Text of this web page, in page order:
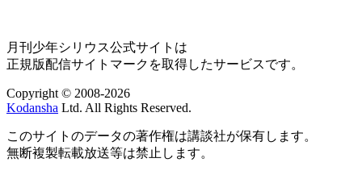
月刊少年シリウス公式サイトは
正規版配信サイトマークを取得したサービスです。
Copyright © 2008-2026
Kodansha Ltd. All Rights Reserved.
このサイトのデータの著作権は講談社が保有します。
無断複製転載放送等は禁止します。